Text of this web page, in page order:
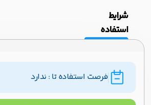
شرایط
استفاده
فرصت استفاده تا : ندارد